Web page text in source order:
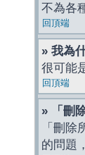
不為各
回頂端
» 我為
很可能
回頂端
» 「刪
「刪
的問題